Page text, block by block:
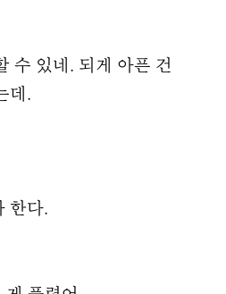
수 있네. 되게 아픈 건
데.
한다.